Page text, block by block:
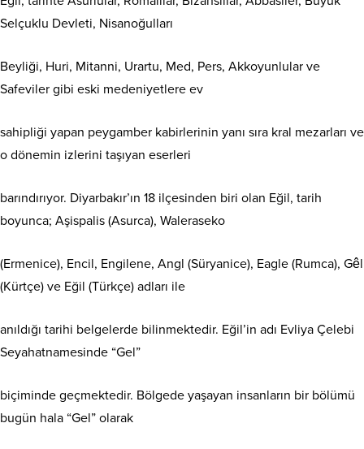
Selçuklu Devleti, Nisanoğulları
Beyliği, Huri, Mitanni, Urartu, Med, Pers, Akkoyunlular ve
Safeviler gibi eski medeniyetlere ev
sahipliği yapan peygamber kabirlerinin yanı sıra kral mezarları ve
o dönemin izlerini taşıyan eserleri
barındırıyor. Diyarbakır’ın 18 ilçesinden biri olan Eğil, tarih
boyunca; Aşispalis (Asurca), Waleraseko
(Ermenice), Encil, Engilene, Angl (Süryanice), Eagle (Rumca), Gêl
(Kürtçe) ve Eğil (Türkçe) adları ile
anıldığı tarihi belgelerde bilinmektedir. Eğil’in adı Evliya Çelebi
Seyahatnamesinde “Gel”
biçiminde geçmektedir. Bölgede yaşayan insanların bir bölümü
bugün hala “Gel” olarak